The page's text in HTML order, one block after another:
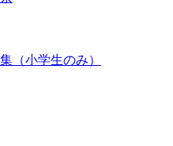
（小学生のみ）